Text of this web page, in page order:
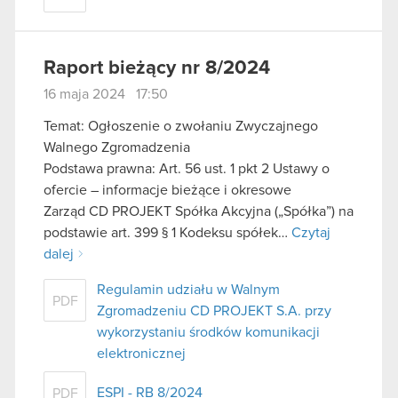
Raport bieżący nr 8/2024
16 maja 2024 17:50
Temat: Ogłoszenie o zwołaniu Zwyczajnego
Walnego Zgromadzenia
Podstawa prawna: Art. 56 ust. 1 pkt 2 Ustawy o
ofercie – informacje bieżące i okresowe
Zarząd CD PROJEKT Spółka Akcyjna („Spółka”) na
podstawie art. 399 § 1 Kodeksu spółek… Czytaj
dalej
PDF
Regulamin udziału w Walnym
Zgromadzeniu CD PROJEKT S.A. przy
wykorzystaniu środków komunikacji
elektronicznej
PDF ESPI - RB 8/2024